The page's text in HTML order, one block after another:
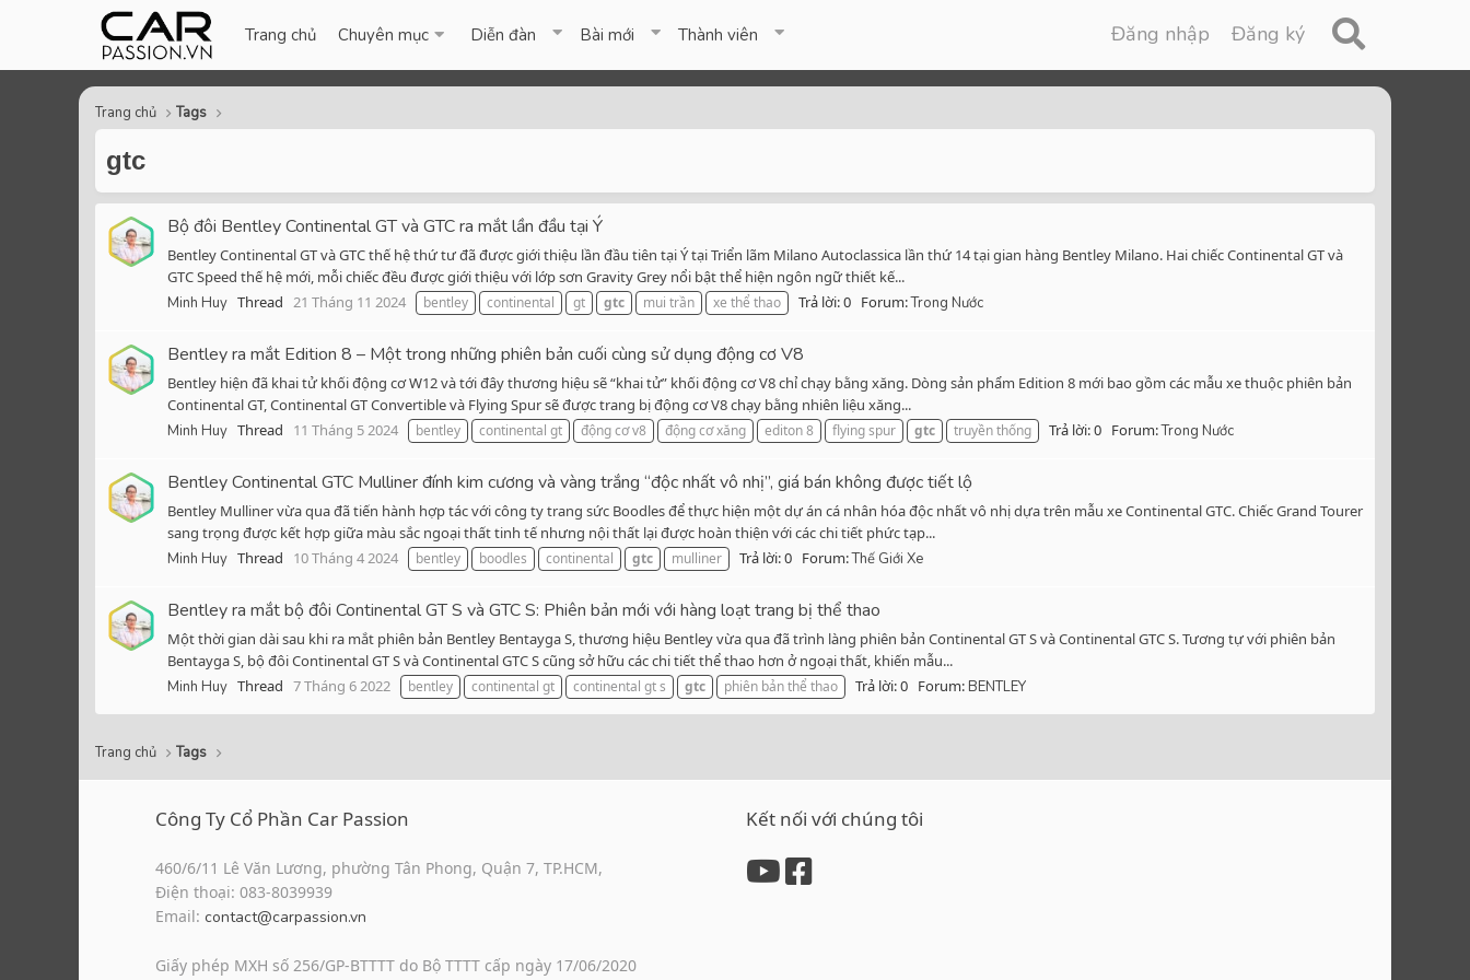
Trang chủ Chuyên mục Diễn đàn Bài mới Thành viên Đăng nhập Đăng ký
Trang chủ Tags
gtc
Bộ đôi Bentley Continental GT và GTC ra mắt lần đầu tại Ý
Bentley Continental GT và GTC thế hệ thứ tư đã được giới thiệu lần đầu tiên tại Ý tại Triển lãm Milano Autoclassica lần thứ 14 tại gian hàng Bentley Milano. Hai chiếc Continental GT và
GTC Speed thế hệ mới, mỗi chiếc đều được giới thiệu với lớp sơn Gravity Grey nổi bật thể hiện ngôn ngữ thiết kế...
Minh Huy Thread 21 Tháng 11 2024 bentley continental gt gtc mui trần xe thể thao Trả lời: 0 Forum:Trong Nước
Bentley ra mắt Edition 8 – Một trong những phiên bản cuối cùng sử dụng động cơ V8
Bentley hiện đã khai tử khối động cơ W12 và tới đây thương hiệu sẽ “khai tử” khối động cơ V8 chỉ chạy bằng xăng. Dòng sản phẩm Edition 8 mới bao gồm các mẫu xe thuộc phiên bản
Continental GT, Continental GT Convertible và Flying Spur sẽ được trang bị động cơ V8 chạy bằng nhiên liệu xăng...
Minh Huy Thread 11 Tháng 5 2024 bentley continental gt động cơ v8 động cơ xăng editon 8 flying spur gtc truyền thống Trả lời: 0 Forum:Trong Nước
Bentley Continental GTC Mulliner đính kim cương và vàng trắng “độc nhất vô nhị”, giá bán không được tiết lộ
Bentley Mulliner vừa qua đã tiến hành hợp tác với công ty trang sức Boodles để thực hiện một dự án cá nhân hóa độc nhất vô nhị dựa trên mẫu xe Continental GTC. Chiếc Grand Tourer
sang trọng được kết hợp giữa màu sắc ngoại thất tinh tế nhưng nội thất lại được hoàn thiện với các chi tiết phức tạp...
Minh Huy Thread 10 Tháng 4 2024 bentley boodles continental gtc mulliner Trả lời: 0 Forum:Thế Giới Xe
Bentley ra mắt bộ đôi Continental GT S và GTC S: Phiên bản mới với hàng loạt trang bị thể thao
Một thời gian dài sau khi ra mắt phiên bản Bentley Bentayga S, thương hiệu Bentley vừa qua đã trình làng phiên bản Continental GT S và Continental GTC S. Tương tự với phiên bản
Bentayga S, bộ đôi Continental GT S và Continental GTC S cũng sở hữu các chi tiết thể thao hơn ở ngoại thất, khiến mẫu...
Minh Huy Thread 7 Tháng 6 2022 bentley continental gt continental gt s gtc phiên bản thể thao Trả lời: 0 Forum:BENTLEY
Trang chủ Tags
Công Ty Cổ Phần Car Passion
460/6/11 Lê Văn Lương, phường Tân Phong, Quận 7, TP.HCM,
Điện thoại: 083-8039939
Email: contact@carpassion.vn
Giấy phép MXH số 256/GP-BTTTT do Bộ TTTT cấp ngày 17/06/2020
Kết nối với chúng tôi